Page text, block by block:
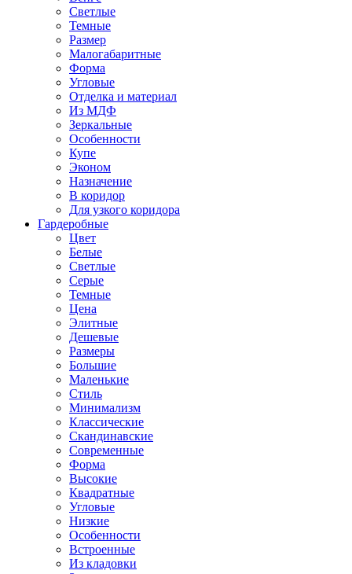
Светлые
Темные
Размер
Малогабаритные
Форма
Угловые
Отделка и материал
Из МДФ
Зеркальные
Особенности
Купе
Эконом
Назначение
В коридор
Для узкого коридора
Гардеробные
Цвет
Белые
Светлые
Серые
Темные
Цена
Элитные
Дешевые
Размеры
Большие
Маленькие
Стиль
Минимализм
Классические
Скандинавские
Современные
Форма
Высокие
Квадратные
Угловые
Низкие
Особенности
Встроенные
Из кладовки